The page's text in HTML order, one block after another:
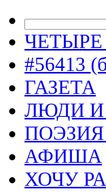
#56413
ГАЗЕТА
ЛЮДИ И
АФИША
ХОЧУ